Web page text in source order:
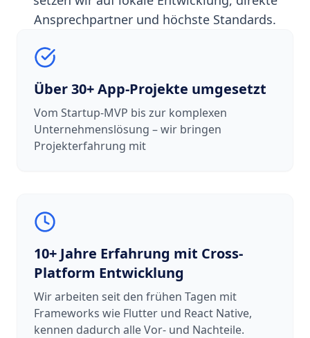
Ansprechpartner und höchste Standards.
Über 30+ App-Projekte umgesetzt
Vom Startup-MVP bis zur komplexen
Unternehmenslösung – wir bringen
Projekterfahrung mit
10+ Jahre Erfahrung mit Cross-
Platform Entwicklung
Wir arbeiten seit den frühen Tagen mit
Frameworks wie Flutter und React Native,
kennen dadurch alle Vor- und Nachteile.